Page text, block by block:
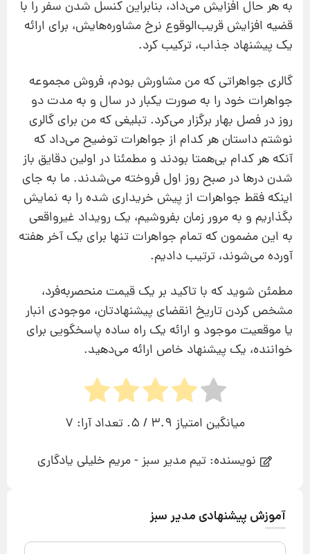
به هر حال افزایش می‌داد، بنابراین کنسل شدن سفر را با
قضیه افزایش قریب‌الوقوع نرخ مشاوره‌هایش، برای ارائه
یک پیشنهاد جذاب، ترکیب کرد.
گالری جواهراتی که من مشاورش بودم، فروش مجموعه
جواهرات خود را به صورت یکبار در سال و به مدت دو
روز در فصل بهار برگزار می‌کرد. تبلیغی که من برای گالری
نوشتم داستان هر کدام از جواهرات توضیح می‌داد که
آنکه هر کدام بی‌همتا بودند و مطمئنا در اولین دقایق باز
شدن درها در صبح روز اول فروخته می‌شدند. ما به جای
اینکه فقط جواهرات از پیش خریداری شده را به نمایش
بگذاریم و به مرور زمان بفروشیم، یک رویداد غیرواقعی
به این مضمون که تمام جواهرات تنها برای یک آخر هفته
آورده می‌شوند، ترتیب دادیم.
مطمئن شوید که با تاکید بر یک قیمت منحصربه‌فرد،
مشخص کردن تاریخ انقضای پیشنهادتان، موجودی انبار
یا موقعیت موجود و ارائه یک راه ساده پاسخگویی برای
خواننده، یک پیشنهاد خاص ارائه می‌دهید.
میانگین امتیاز 3.9 / 5. تعداد آرا:
7
نویسنده: تیم مدیر سبز - مریم خلیلی یادگاری
آموزش پیشنهادی مدیر سبز